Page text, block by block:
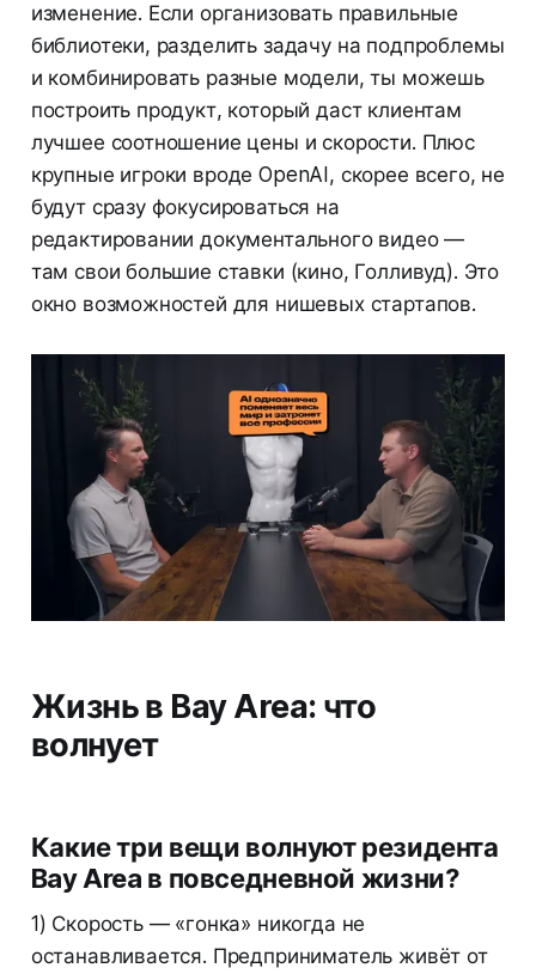
изменение. Если организовать правильные
библиотеки, разделить задачу на подпроблемы
и комбинировать разные модели, ты можешь
построить продукт, который даст клиентам
лучшее соотношение цены и скорости. Плюс
крупные игроки вроде OpenAI, скорее всего, не
будут сразу фокусироваться на
редактировании документального видео —
там свои большие ставки (кино, Голливуд). Это
окно возможностей для нишевых стартапов.
Жизнь в Bay Area: что
волнует
Какие три вещи волнуют резидента
Bay Area в повседневной жизни?
1) Скорость — «гонка» никогда не
останавливается. Предприниматель живёт от